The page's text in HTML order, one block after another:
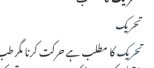
تحريك
تحریککا مطلب ہے حرکت کرنا مگر